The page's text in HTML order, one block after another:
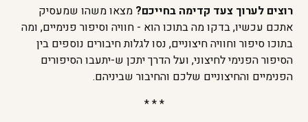
רוצים לערוך צעד קדימה בחייכם? מצאו משהו שמעסיק
אתכם עכשיו, בדקו מה בתוכו הוא - חוויה וסיפור פנימיים, ומה
בתוכו סיפור וחוויה חיצוניים, נסו לגלות חיבורים נוספים בין
הסיפור הפנימי לחיצוני, ועל הדרך יתכן ש-יתעבו הסיפורים
הפנימיים והחיצוניים שלכם והחיבור שביניהם.
* * *